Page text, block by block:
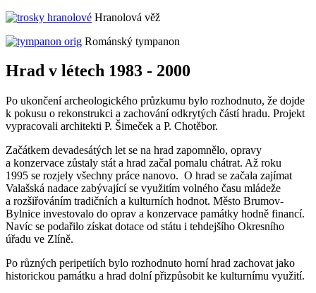
Hranolová věž
Románský tympanon
Hrad v létech 1983 - 2000
Po ukončení archeologického průzkumu bylo rozhodnuto, že dojde
k pokusu o rekonstrukci a zachování odkrytých částí hradu. Projekt
vypracovali architekti P. Šimeček a P. Chotěbor.
Začátkem devadesátých let se na hrad zapomnělo, opravy
a konzervace zůstaly stát a hrad začal pomalu chátrat. Až roku
1995 se rozjely všechny práce nanovo. O hrad se začala zajímat
Valašská nadace zabývající se využitím volného času mládeže
a rozšiřováním tradičních a kulturních hodnot. Město Brumov-
Bylnice investovalo do oprav a konzervace památky hodně financí.
Navíc se podařilo získat dotace od státu i tehdejšího Okresního
úřadu ve Zlíně.
Po různých peripetiích bylo rozhodnuto horní hrad zachovat jako
historickou památku a hrad dolní přizpůsobit ke kulturnímu využití.